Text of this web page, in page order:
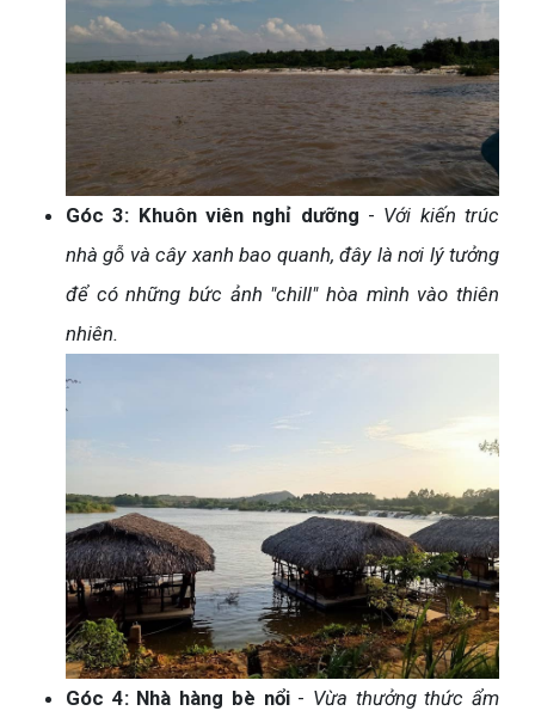
Góc 3: Khuôn viên nghỉ dưỡng - Với kiến trúc
nhà gỗ và cây xanh bao quanh, đây là nơi lý tưởng
để có những bức ảnh "chill" hòa mình vào thiên
nhiên.
Góc 4: Nhà hàng bè nổi- Vừa thưởng thức ẩm